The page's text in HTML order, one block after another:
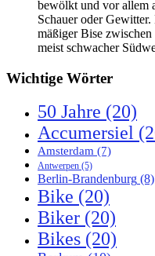
bewölkt und vor allem
Schauer oder
mäßiger Bise
meist schwacher
Wichtige Wörter
50 Jahre (20)
Accumersiel
Amsterdam (7)
Antwerpen (5)
Berlin-Brandenburg (8)
Bike (20)
Biker (20)
Bikes (20)